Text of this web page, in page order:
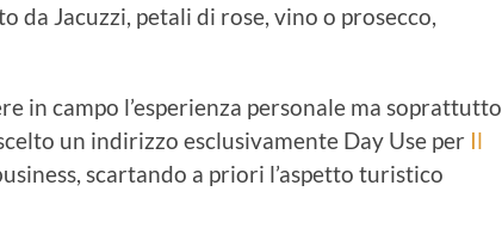
da Jacuzzi, petali di rose, vino o prosecco,
in campo l’esperienza personale ma soprattutto
un indirizzo esclusivamente Day Use per Il
scartando a priori l’aspetto turistico